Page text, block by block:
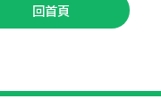
回首頁